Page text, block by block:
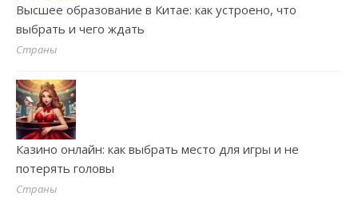
Высшее образование в Китае: как устроено, что
выбрать и чего ждать
Страны
Казино онлайн: как выбрать место для игры и не
потерять головы
Страны